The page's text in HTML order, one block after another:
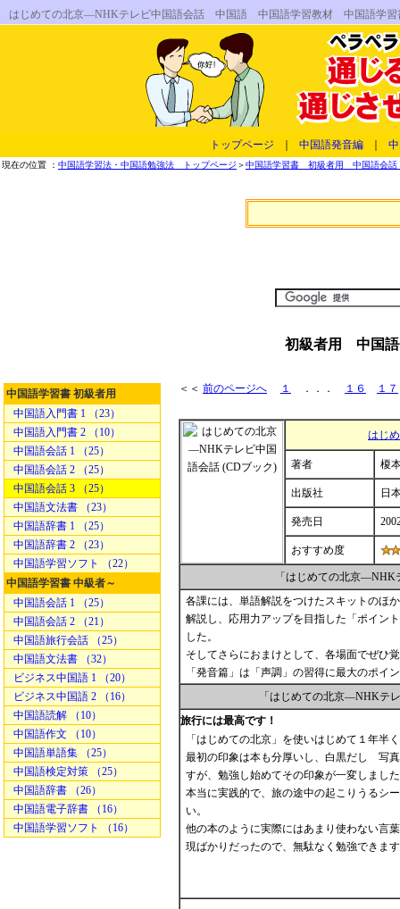
はじめての北京―NHKテレビ中国語会話 中国語 中国語学習教材 中国語
トップページ 中国語発音編
現在の位置 ： 中国語学習法・中国語勉強法 トップページ ＞中国語学習書 初級者用 中国語会話
初級者用 中国
中国語学習書 初級者用
中国語入門書 1 （23）
中国語入門書 2 （10）
中国語会話 1 （25）
中国語会話 2 （25）
中国語会話 3 （25）
中国語文法書 （23）
中国語辞書 1 （25）
中国語辞書 2 （23）
中国語学習ソフト （22）
中国語学習書 中級者～
中国語会話 1 （25）
中国語会話 2 （21）
中国語旅行会話 （25）
中国語文法書 （32）
ビジネス中国語 1 （20）
ビジネス中国語 2 （16）
中国語読解 （10）
中国語作文 （10）
中国語単語集 （25）
中国語検定対策 （25）
中国語辞書 （26）
中国語電子辞書 （16）
中国語学習ソフト （16）
＜＜ 前のページへ １ ．．． １６ １７
はじ
著者 榎
出版社 日
発売日
おすすめ度
「はじめての北京
各課には、単語解説をつけたスキットのほ
解説し、応用力アップを目指した「ポイン
した。
そしてさらにおまけとして、各場面でぜひ
「発音篇」は「声調」の習得に最大のポイ
「はじめての北京―NHKテ
旅行には最高です！
「はじめての北京」を使いはじめて１年
最初の印象は本も分厚いし、白黒だし 写
すが、勉強し始めてその印象が一変しま
本当に実践的で、旅の途中の起こりうるシ
い。
他の本のように実際にはあまり使わない言
現ばかりだったので、無駄なく勉強でき